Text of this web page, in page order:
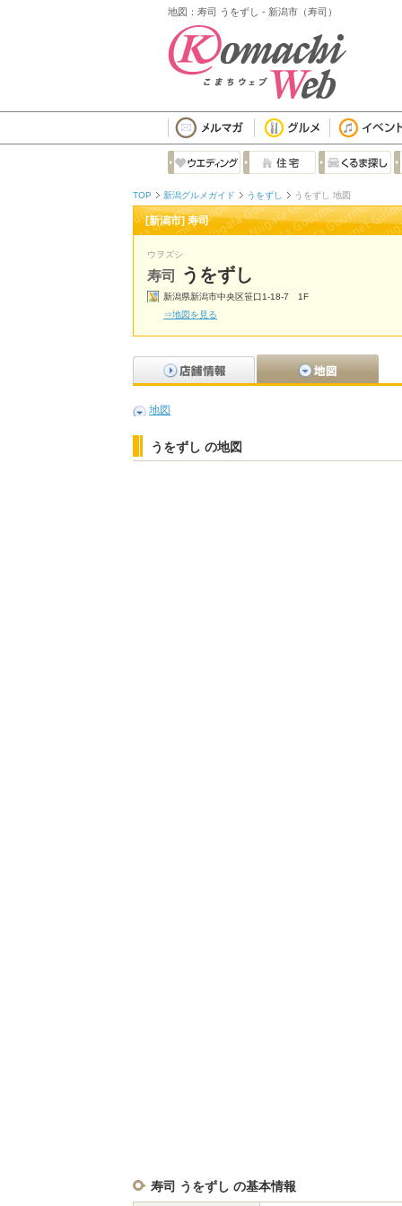
地図：寿司 うをずし - 新潟市（寿司）
TOP 新潟グルメガイド うをずし うをずし 地図
[新潟市] 寿司
ウヲズシ
寿司 うをずし
新潟県新潟市中央区笹口1-18-7 1F
⇒地図を見る
地図
うをずし の地図
寿司 うをずし の基本情報